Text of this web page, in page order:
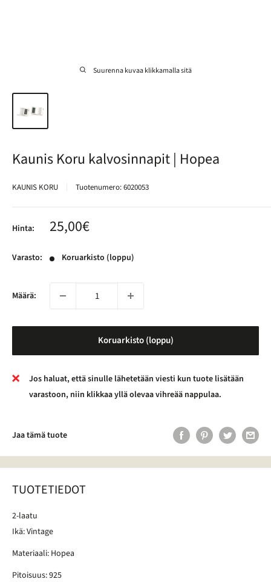
Suurenna kuvaa klikkamalla sitä
Kaunis Koru kalvosinnapit | Hopea
KAUNIS KORU Tuotenumero:6020053
Hinta: Alennushinta
25,00€
Varasto: Koruarkisto (loppu)
Määrä:
Koruarkisto (loppu)
Jos haluat, että sinulle lähetetään viesti kun tuote lisätään
varastoon, niin klikkaa yllä olevaa vihreää nappulaa.
Jaa tämä tuote
TUOTETIEDOT
2-laatu
Ikä: Vintage
Materiaali: Hopea
Pitoisuus: 925